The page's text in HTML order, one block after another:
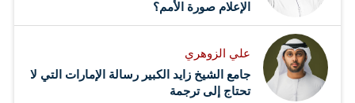
الإعلام صورة الأمم؟
علي الزوهري
جامع الشيخ زايد الكبير رسالة الإمارات التي لا
تحتاج إلى ترجمة